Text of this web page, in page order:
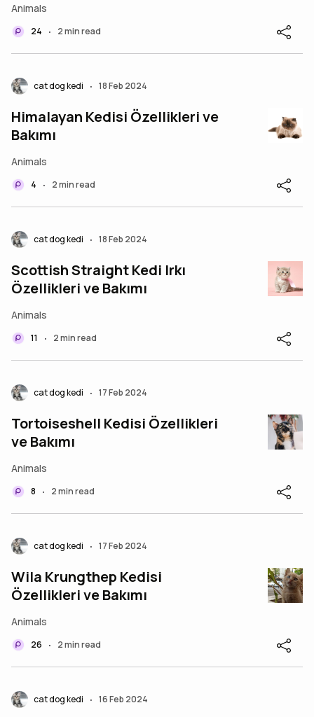
Animals
24 • 2 min read
cat dog kedi • 18 Feb 2024
Himalayan Kedisi Özellikleri ve
Bakımı
Animals
4 • 2 min read
cat dog kedi • 18 Feb 2024
Scottish Straight Kedi Irkı
Özellikleri ve Bakımı
Animals
11 • 2 min read
cat dog kedi • 17 Feb 2024
Tortoiseshell Kedisi Özellikleri
ve Bakımı
Animals
8 • 2 min read
cat dog kedi • 17 Feb 2024
Wila Krungthep Kedisi
Özellikleri ve Bakımı
Animals
26 • 2 min read
cat dog kedi • 16 Feb 2024